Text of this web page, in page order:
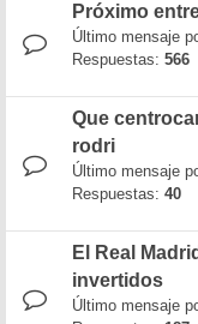
Próximo
Último mensaje
Respuestas: 566
Que
rodri
Último mensaje
Respuestas: 40
El Real
invertidos
Último mensaje